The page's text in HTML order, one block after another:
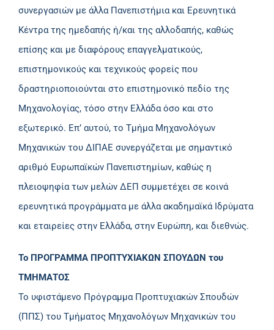
συνεργασιών με άλλα Πανεπιστήμια και Ερευνητικά
Κέντρα της ημεδαπής ή/και της αλλοδαπής, καθώς
επίσης και με διαφόρους επαγγελματικούς,
επιστημονικούς και τεχνικούς φορείς που
δραστηριοποιούνται στο επιστημονικό πεδίο της
Μηχανολογίας, τόσο στην Ελλάδα όσο και στο
εξωτερικό. Επ’ αυτού, το Τμήμα Μηχανολόγων
Μηχανικών του ΔΙΠΑΕ συνεργάζεται με σημαντικό
αριθμό Ευρωπαϊκών Πανεπιστημίων, καθώς η
πλειοψηφία των μελών ΔΕΠ συμμετέχει σε κοινά
ερευνητικά προγράμματα με άλλα ακαδημαϊκά Ιδρύματα
και εταιρείες στην Ελλάδα, στην Ευρώπη, και διεθνώς.
Το ΠΡΟΓΡΑΜΜΑ ΠΡΟΠΤΥΧΙΑΚΩΝ ΣΠΟΥΔΩΝ του
ΤΜΗΜΑΤΟΣ
Το υφιστάμενο Πρόγραμμα Προπτυχιακών Σπουδών
(ΠΠΣ) του Τμήματος Μηχανολόγων Μηχανικών του